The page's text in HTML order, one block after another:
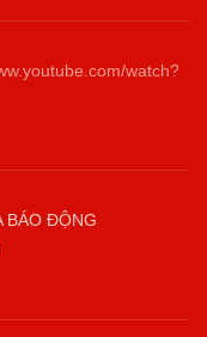
watch?
BÁO ĐỘNG